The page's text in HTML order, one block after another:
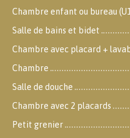
Chambre enfant ou bureau
Salle de bains et bidet
Chambre avec placard +
Chambre
Salle de douche
Chambre avec 2 placards
Petit grenier